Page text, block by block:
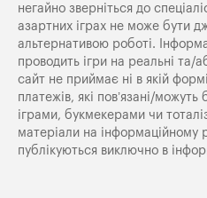
негайно зверніться до
азартних іграх не може бути
альтернативою роботі.
проводить ігри на реальні та/
сайт не приймає ні в якій
платежів, які пов’язані/можуть
іграми, букмекерами чи
матеріали на інформаційному
публікуються виключно в